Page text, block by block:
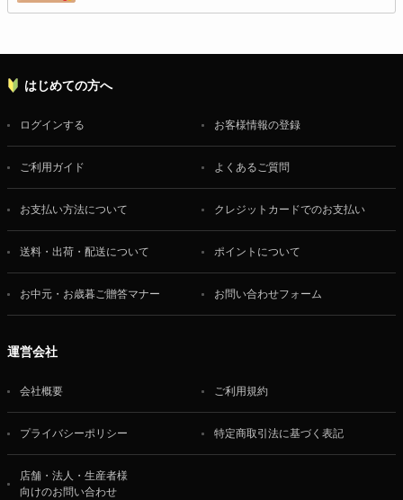
はじめての方へ
ログインする お客様情報の登録
ご利用ガイド よくあるご質問
お支払い方法について クレジットカードでのお支払い
送料・出荷・配送について ポイントについて
お中元・お歳暮ご贈答マナー お問い合わせフォーム
運営会社
会社概要 ご利用規約
プライバシーポリシー 特定商取引法に基づく表記
店舗・法人・生産者様
向けのお問い合わせ